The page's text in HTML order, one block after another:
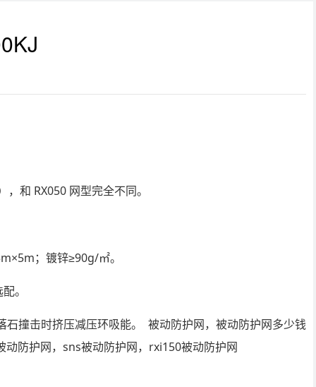
，和 RX050 网型完全不同。
；镀锌≥90g/㎡。
。
石撞击时挤压减压环吸能。 被动防护网，被动防护网多少钱
防护网，sns被动防护网，rxi150被动防护网